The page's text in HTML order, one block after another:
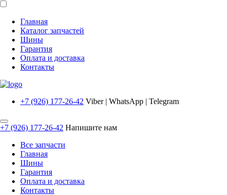
Главная
Каталог запчастей
Шины
Гарантия
Оплата и доставка
Контакты
+7 (926) 177-26-42 Viber | WhatsApp | Telegram
+7 (926) 177-26-42 Напишите нам
Все запчасти
Главная
Шины
Гарантия
Оплата и доставка
Контакты